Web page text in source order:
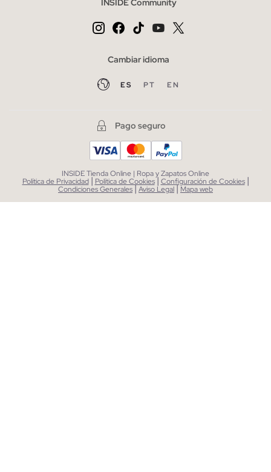
INSIDE Community
Cambiar idioma
ES PT EN
Pago seguro
INSIDE Tienda Online | Ropa y Zapatos Online
Política de Privacidad | Política de Cookies| Configuración de Cookies |
Condiciones Generales|Aviso Legal| Mapa web